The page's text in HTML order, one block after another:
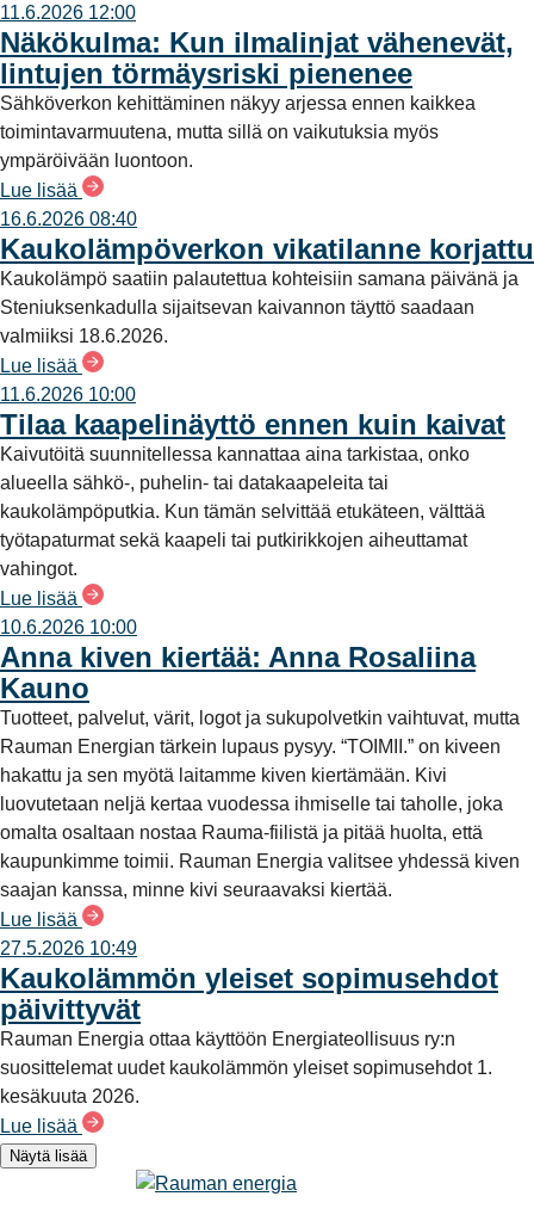
11.6.2026 12:00
Näkökulma: Kun ilmalinjat vähenevät,
lintujen törmäysriski pienenee
Sähköverkon kehittäminen näkyy arjessa ennen kaikkea
toimintavarmuutena, mutta sillä on vaikutuksia myös
ympäröivään luontoon.
Lue lisää
16.6.2026 08:40
Kaukolämpöverkon vikatilanne korjattu
Kaukolämpö saatiin palautettua kohteisiin samana päivänä ja
Steniuksenkadulla sijaitsevan kaivannon täyttö saadaan
valmiiksi 18.6.2026.
Lue lisää
11.6.2026 10:00
Tilaa kaapelinäyttö ennen kuin kaivat
Kaivutöitä suunnitellessa kannattaa aina tarkistaa, onko
alueella sähkö-, puhelin- tai datakaapeleita tai
kaukolämpöputkia. Kun tämän selvittää etukäteen, välttää
työtapaturmat sekä kaapeli tai putkirikkojen aiheuttamat
vahingot.
Lue lisää
10.6.2026 10:00
Anna kiven kiertää: Anna Rosaliina
Kauno
Tuotteet, palvelut, värit, logot ja sukupolvetkin vaihtuvat, mutta
Rauman Energian tärkein lupaus pysyy. “TOIMII.” on kiveen
hakattu ja sen myötä laitamme kiven kiertämään. Kivi
luovutetaan neljä kertaa vuodessa ihmiselle tai taholle, joka
omalta osaltaan nostaa Rauma-fiilistä ja pitää huolta, että
kaupunkimme toimii. Rauman Energia valitsee yhdessä kiven
saajan kanssa, minne kivi seuraavaksi kiertää.
Lue lisää
27.5.2026 10:49
Kaukolämmön yleiset sopimusehdot
päivittyvät
Rauman Energia ottaa käyttöön Energiateollisuus ry:n
suosittelemat uudet kaukolämmön yleiset sopimusehdot 1.
kesäkuuta 2026.
Lue lisää
Näytä lisää